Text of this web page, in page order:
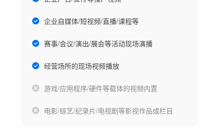
企业自媒体/短视频/直播/课程等
赛事/会议/演出/展会等活动现场演播
经营场所的现场视频播放
游戏/应用程序/硬件等载体的视频内置
电影/综艺/纪录片/电视剧等影视作品或栏目